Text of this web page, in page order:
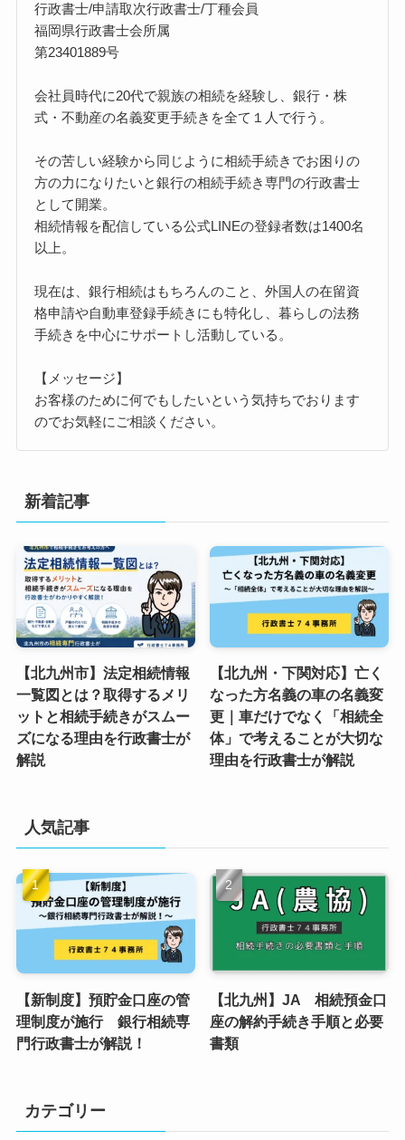
行政書士/申請取次行政書士/丁種会員
福岡県行政書士会所属
第23401889号
会社員時代に20代で親族の相続を経験し、銀行・株
式・不動産の名義変更手続きを全て１人で行う。
その苦しい経験から同じように相続手続きでお困りの
方の力になりたいと銀行の相続手続き専門の行政書士
として開業。
相続情報を配信している公式LINEの登録者数は1400名
以上。
現在は、銀行相続はもちろんのこと、外国人の在留資
格申請や自動車登録手続きにも特化し、暮らしの法務
手続きを中心にサポートし活動している。
【メッセージ】
お客様のために何でもしたいという気持ちでおります
のでお気軽にご相談ください。
新着記事
【北九州市】法定相続情報
一覧図とは？取得するメリ
ットと相続手続きがスムー
ズになる理由を行政書士が
解説
【北九州・下関対応】亡く
なった方名義の車の名義変
更｜車だけでなく「相続全
体」で考えることが大切な
理由を行政書士が解説
人気記事
【新制度】預貯金口座の管
理制度が施行 銀行相続専
門行政書士が解説！
【北九州】JA 相続預金口
座の解約手続き手順と必要
書類
カテゴリー